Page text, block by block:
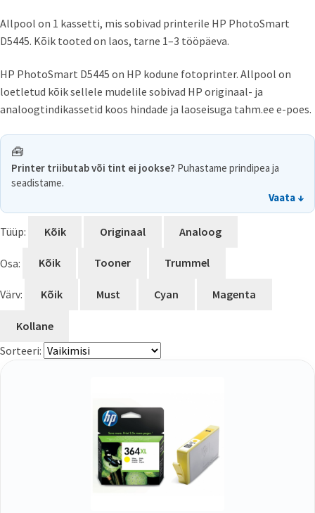
Allpool on 1 kassetti, mis sobivad printerile HP PhotoSmart
D5445. Kõik tooted on laos, tarne 1–3 tööpäeva.
HP PhotoSmart D5445 on HP kodune fotoprinter. Allpool on
loetletud kõik sellele mudelile sobivad HP originaal- ja
analoogtindikassetid koos hindade ja laoseisuga tahm.ee e-poes.
🧰
Printer triibutab või tint ei jookse? Puhastame prindipea ja
seadistame.
Vaata ↓
Tüüp: Kõik Originaal Analoog
Osa: Kõik Tooner Trummel
Värv: Kõik Must Cyan Magenta
Kollane
Sorteeri: